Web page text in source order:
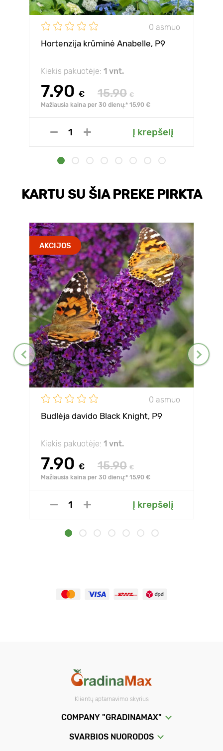
0 asmuo
Hortenzija krūminė Anabelle, P9
Kiekis pakuotėje: 1 vnt.
7.90 € 15.90 €
Mažiausia kaina per 30 dienų:* 15.90 €
Į krepšelį
KARTU SU ŠIA PREKE PIRKTA
AKCIJOS
0 asmuo
Budlėja davido Black Knight, P9
Kiekis pakuotėje: 1 vnt.
7.90 € 15.90 €
Mažiausia kaina per 30 dienų:* 15.90 €
Į krepšelį
Klientų aptarnavimo skyrius
COMPANY "GRADINAMAX"
SVARBIOS NUORODOS